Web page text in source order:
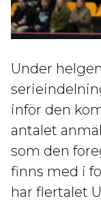
Under
inför den
antalet
som den
finns med i
har flertalet